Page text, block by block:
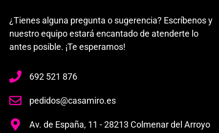
¿Tienes alguna pregunta o sugerencia? Escríbenos y
nuestro equipo estará encantado de atenderte lo
antes posible. ¡Te esperamos!
692 521 876
pedidos@casamiro.es
Av. de España, 11 - 28213 Colmenar del Arroyo